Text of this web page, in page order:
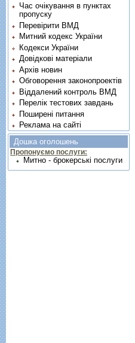
Час очікування в пунктах
пропуску
Перевірити ВМД
Митний кодекс України
Кодекси України
Довідкові матеріали
Архів новин
Обговорення законопроектів
Віддалений контроль ВМД
Перелік тестових завдань
Поширені питання
Реклама на сайті
Дошка оголошень
Пропонуємо послуги:
Митно - брокерські послуги